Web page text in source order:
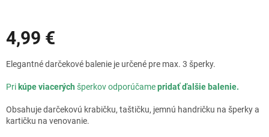
4,99 €
cena:
Elegantné darčekové balenie je určené pre max. 3 šperky.
Pri kúpe viacerých šperkov odporúčamepridať ďalšie balenie.
Obsahuje darčekovú krabičku, taštičku, jemnú handričku na šperky a
kartičku na venovanie.